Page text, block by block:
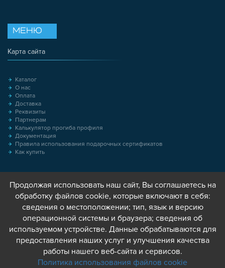
МЕНЮ
Карта сайта
Каталог
О нас
Оплата
Доставка
Реквизиты
Партнерам
Калькулятор прогиба профиля
Документация
Правила использования подарочных сертификатов
Как купить
Продолжая использовать наш сайт, Вы соглашаетесь на
обработку файлов cookie, которые включают в себя:
сведения о местоположении; тип, язык и версию
операционной системы и браузера; сведения об
используемом устройстве. Данные обрабатываются для
предоставления наших услуг и улучшения качества
работы нашего веб-сайта и сервисов.
Политика использования файлов cookie